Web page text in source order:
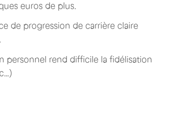
euros de plus.
de progression de carrière claire
personnel rend difficile la fidélisation